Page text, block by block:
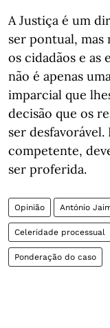
A Justiça é um
ser pontual, mas
os cidadãos e as
não é apenas
imparcial que
decisão que os
ser desfavorável.
competente,
ser proferida.
Opinião António
Celeridade processual
Ponderação do caso